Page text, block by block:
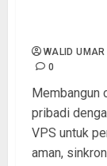
WALID UMAR
0
Membangun
pribadi
VPS untuk
aman,